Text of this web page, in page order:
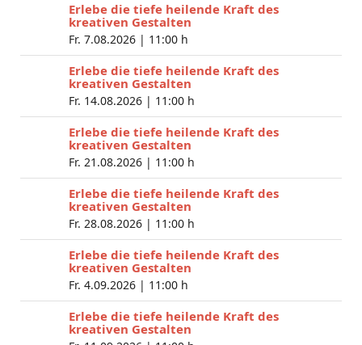
Erlebe die tiefe heilende Kraft des
kreativen Gestalten
Fr. 7.08.2026 | 11:00 h
Erlebe die tiefe heilende Kraft des
kreativen Gestalten
Fr. 14.08.2026 | 11:00 h
Erlebe die tiefe heilende Kraft des
kreativen Gestalten
Fr. 21.08.2026 | 11:00 h
Erlebe die tiefe heilende Kraft des
kreativen Gestalten
Fr. 28.08.2026 | 11:00 h
Erlebe die tiefe heilende Kraft des
kreativen Gestalten
Fr. 4.09.2026 | 11:00 h
Erlebe die tiefe heilende Kraft des
kreativen Gestalten